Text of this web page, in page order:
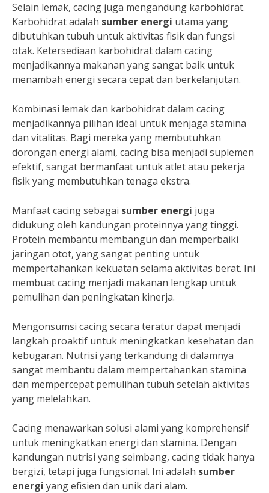
Selain lemak, cacing juga mengandung karbohidrat.
Karbohidrat adalah sumber energi utama yang
dibutuhkan tubuh untuk aktivitas fisik dan fungsi
otak. Ketersediaan karbohidrat dalam cacing
menjadikannya makanan yang sangat baik untuk
menambah energi secara cepat dan berkelanjutan.
Kombinasi lemak dan karbohidrat dalam cacing
menjadikannya pilihan ideal untuk menjaga stamina
dan vitalitas. Bagi mereka yang membutuhkan
dorongan energi alami, cacing bisa menjadi suplemen
efektif, sangat bermanfaat untuk atlet atau pekerja
fisik yang membutuhkan tenaga ekstra.
Manfaat cacing sebagai sumber energi juga
didukung oleh kandungan proteinnya yang tinggi.
Protein membantu membangun dan memperbaiki
jaringan otot, yang sangat penting untuk
mempertahankan kekuatan selama aktivitas berat. Ini
membuat cacing menjadi makanan lengkap untuk
pemulihan dan peningkatan kinerja.
Mengonsumsi cacing secara teratur dapat menjadi
langkah proaktif untuk meningkatkan kesehatan dan
kebugaran. Nutrisi yang terkandung di dalamnya
sangat membantu dalam mempertahankan stamina
dan mempercepat pemulihan tubuh setelah aktivitas
yang melelahkan.
Cacing menawarkan solusi alami yang komprehensif
untuk meningkatkan energi dan stamina. Dengan
kandungan nutrisi yang seimbang, cacing tidak hanya
bergizi, tetapi juga fungsional. Ini adalah sumber
energi yang efisien dan unik dari alam.